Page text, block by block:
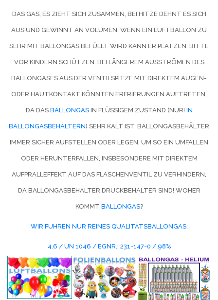
AS GAS, ES ZIEHT SICH ZUSAMMEN, BEI HITZE DEHNT ES SICH A
US UND GEWINNT AN VOLUMEN. WENN EIN LUFTBALLON ZU S
EHR MIT BALLONGAS BEFÜLLT WIRD KANN ER PLATZEN. BITTE V
OR KINDERN SCHÜTZEN: BEI LÄNGEREM AUSSTRÖMEN DES B
ALLONGASES AUS DER VENTILSPITZE MIT DIREKTEM AUGEN- O
DER HAUTKONTAKT KÖNNTEN ERFRIERUNGEN AUFTRETEN, D
A DAS BALLONGASIN FLÜSSIGEM ZUSTAND (NUR! IN
BALLONGASBEHÄLTERN) SEHR KALT IST. BALLONGASBEHÄLTER
IMMER SICHER AUFSTELLEN ODER LEGEN, UM SO EIN UMFALLEN
ODER HERUNTERFALLEN, INSBESONDERE MIT DIREKTEM
AUFPRALLEFFEKT AUF DAS FLASCHENVENTIL ZU VERHINDERN,
DA BALLONGASBEHÄLTER DRUCKBEHÄLTER SIND! WOHER
KOMMT BALLONGAS?
WIR FÜHREN NUR REINES QUALITÄTSBALLONGAS:
4.6 / UN 1046 / EGNR.: 231-147-0 / 98%